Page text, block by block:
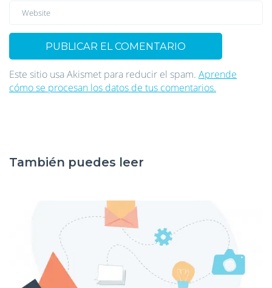
Este sitio usa Akismet para reducir el spam. Aprende
cómo se procesan los datos de tus comentarios.
También puedes leer